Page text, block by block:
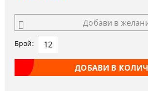
Добави в
Брой: